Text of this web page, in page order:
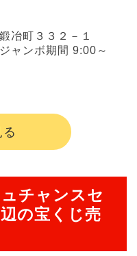
冶町３３２－１
ャンボ期間 9:00～
チャンスセ
の宝くじ売